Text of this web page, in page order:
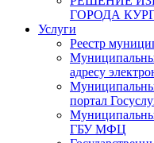
ГОРОДА
Услуги
Реестр
адресу
портал
ГБУ МФЦ